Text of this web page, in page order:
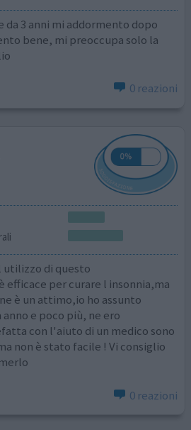
3 anni mi addormento dopo
bene, mi preoccupa solo la
0 reazioni
utilizzo di questo
per curare l insonnia,ma
è un attimo,io ho assunto
e poco più, ne ero
con l'aiuto di un medico sono
non è stato facile ! Vi consiglio
0 reazioni